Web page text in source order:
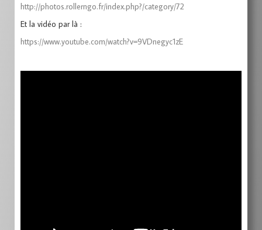
http://photos.rollerngo.fr/index.php?/category/72
Et la vidéo par là :
https://www.youtube.com/watch?v=9VDnegyc1zE